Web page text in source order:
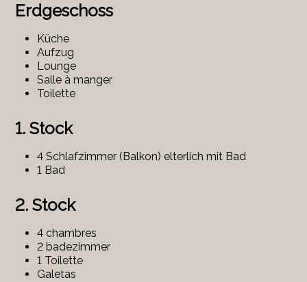
Erdgeschoss
Küche
Aufzug
Lounge
Salle à manger
Toilette
1. Stock
4 Schlafzimmer (Balkon) elterlich mit Bad
1 Bad
2. Stock
4 chambres
2 badezimmer
1 Toilette
Galetas